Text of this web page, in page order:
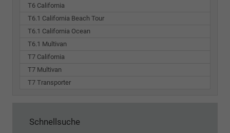
T6 California
T6.1 California Beach Tour
T6.1 California Ocean
T6.1 Multivan
T7 California
T7 Multivan
T7 Transporter
Schnellsuche